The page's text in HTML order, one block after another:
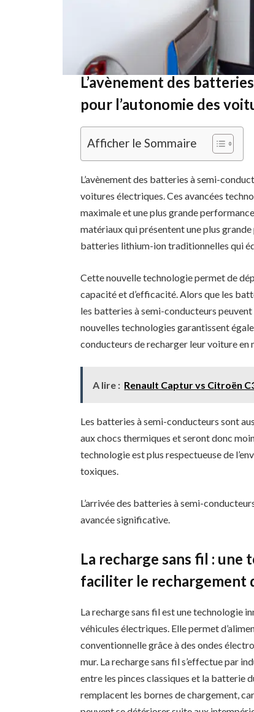
réduire leur temps de recharge et
électriques du futur pourraient
conduite autonome et la connectivité IoT.
L’avènement des
pour l’autonomie des
Afficher le Sommaire
L’avènement des batteries à semi-
voitures électriques. Ces avancées
maximale et une plus grande
matériaux qui présentent une plus
batteries lithium-ion traditionnelles qui
Cette nouvelle technologie permet de
capacité et d’efficacité. Alors que les
les batteries à semi-conducteurs
nouvelles technologies garantissent
conducteurs de recharger leur voiture en
A lire : Renault Captur vs Citroën
Les batteries à semi-conducteurs sont
aux chocs thermiques et seront donc
technologie est plus respectueuse de
toxiques.
L’arrivée des batteries à semi-
avancée significative.
La recharge sans fil :
faciliter le rechargement
La recharge sans fil est une technologie
véhicules électriques. Elle permet
conventionnelle grâce à des ondes
mur. La recharge sans fil s’effectue par
entre les pinces classiques et la batterie
remplacent les bornes de chargement,